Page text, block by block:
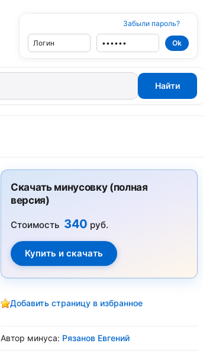
Забыли пароль?
Скачать минусовку (полная
версия)
Стоимость 340 руб.
Добавить страницу в избранное
Автор минуса: Рязанов Евгений